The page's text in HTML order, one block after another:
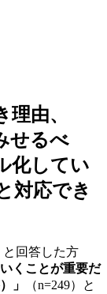
由、
せるべ
化してい
対応でき
回答した方
くことが重要だ
」
（n=249）と